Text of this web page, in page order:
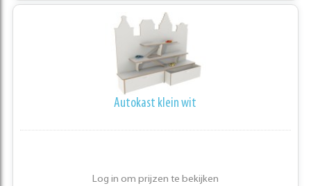
Autokast klein wit
Log in om prijzen te bekijken